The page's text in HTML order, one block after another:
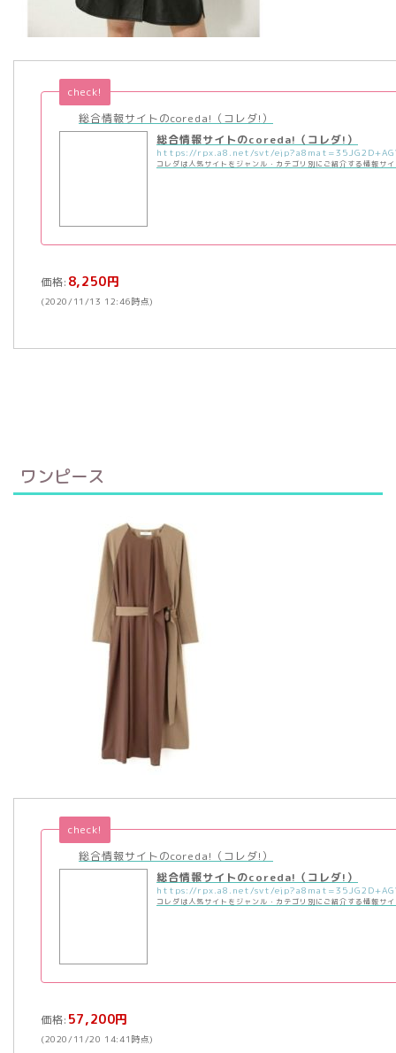
総合情報サイトのcoreda!（コレダ!）
check!
総合情報サイトのcoreda!（コレダ!）
コレダは人気サイトをジャンル・カテゴリ別にご紹介する情報サ
価格: 8,250円
(2020/11/13 12:46時点)
ワンピース
総合情報サイトのcoreda!（コレダ!）
check!
総合情報サイトのcoreda!（コレダ!）
コレダは人気サイトをジャンル・カテゴリ別にご紹介する情報サ
価格: 57,200円
(2020/11/20 14:41時点)